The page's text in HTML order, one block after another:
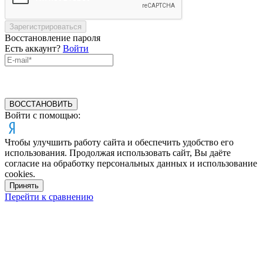
Зарегистрироваться
Восстановление пароля
Есть аккаунт? Войти
ВОССТАНОВИТЬ
Войти с помощью:
Чтобы улучшить работу сайта и обеспечить удобство его
использования. Продолжая использовать сайт, Вы даёте
согласие на обработку персональных данных и использование
cookies.
Принять
Перейти к сравнению